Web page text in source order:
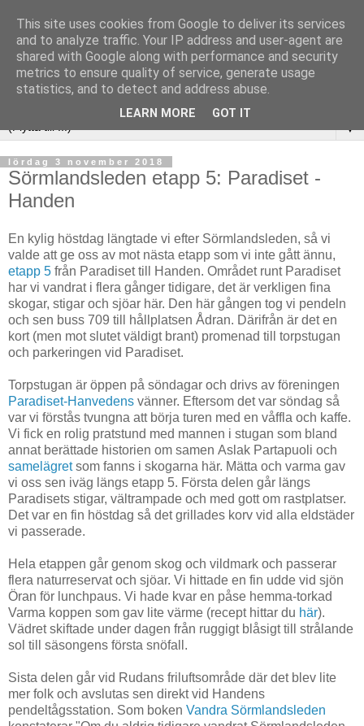
▼
lördag 3 november 2018
Sörmlandsleden etapp 5: Paradiset -
Handen
En kylig höstdag längtade vi efter Sörmlandsleden, så vi
valde att ge oss av mot nästa etapp som vi inte gått ännu,
etapp 5 från Paradiset till Handen. Området runt Paradiset
har vi vandrat i flera gånger tidigare, det är verkligen fina
skogar, stigar och sjöar här. Den här gången tog vi pendeln
och sen buss 709 till hållplatsen Ådran. Därifrån är det en
kort (men mot slutet väldigt brant) promenad till torpstugan
och parkeringen vid Paradiset.
Torpstugan är öppen på söndagar och drivs av föreningen
Paradiset-Hanvedens vänner. Eftersom det var söndag så
var vi förstås tvungna att börja turen med en våffla och kaffe.
Vi fick en rolig pratstund med mannen i stugan som bland
annat berättade historien om samen Aslak Partapuoli och
samelägretsom fanns i skogarna här. Mätta och varma gav
vi oss sen iväg längs etapp 5. Första delen går längs
Paradisets stigar, vältrampade och med gott om rastplatser.
Det var en fin höstdag så det grillades korv vid alla eldstäder
vi passerade.
Hela etappen går genom skog och vildmark och passerar
flera naturreservat och sjöar. Vi hittade en fin udde vid sjön
Öran för lunchpaus. Vi hade kvar en påse hemma-torkad
Varma koppen som gav lite värme (recept hittar du här).
Vädret skiftade under dagen från ruggigt blåsigt till strålande
sol till säsongens första snöfall.
Sista delen går vid Rudans friluftsområde där det blev lite
mer folk och avslutas sen direkt vid Handens
pendeltågsstation. Som boken Vandra Sörmlandsleden
This site uses cookies from Google to deliver its services
and to analyze traffic. Your IP address and user-agent are
shared with Google along with performance and security
metrics to ensure quality of service, generate usage
statistics, and to detect and address abuse.
LEARN MORE GOT IT